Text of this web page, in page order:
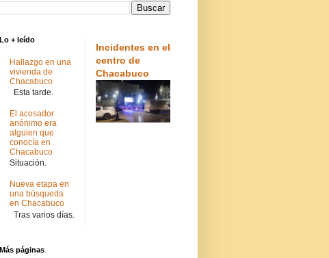
Lo + leído
Hallazgo en una
vivienda de
Chacabuco
Esta tarde.
El acosador
anónimo era
alguien que
conocía en
Chacabuco
Situación.
Nueva etapa en
una búsqueda
en Chacabuco
Tras varios días.
Incidentes en el
centro de
Chacabuco
Más páginas